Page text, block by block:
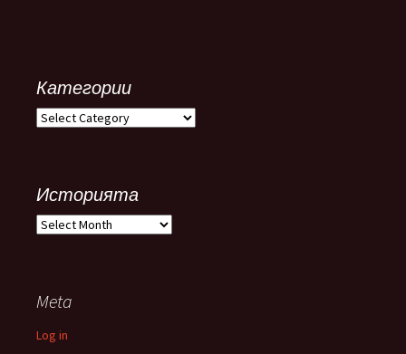
Категории
Категории
Историята
Историята
Meta
Log in